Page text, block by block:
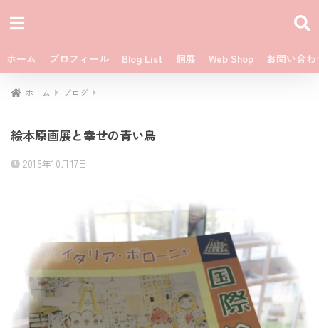
ホーム プロフィール Blog List 個展 Web Shop お問い合わ
ホーム ブログ
絵本原画展と幸せの青い鳥
2016年10月17日